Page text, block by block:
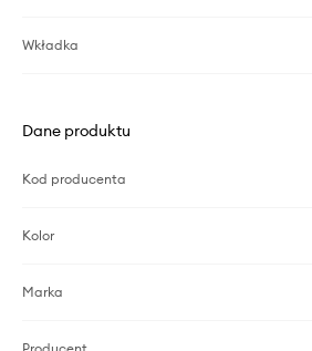
Wkładka
Dane produktu
Kod producenta
Kolor
Marka